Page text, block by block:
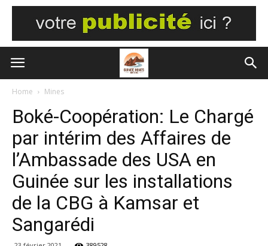
Home Mines
Boké-Coopération: Le Chargé
par intérim des Affaires de
l’Ambassade des USA en
Guinée sur les installations
de la CBG à Kamsar et
Sangarédi